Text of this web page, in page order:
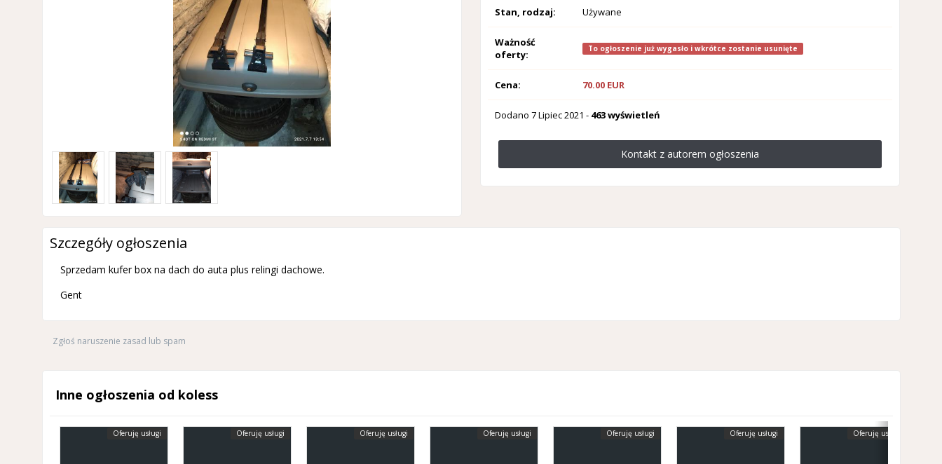
Stan, rodzaj: Używane
Ważność
oferty:
To ogłoszenie już wygasło i wkrótce zostanie usunięte
Cena: 70.00 EUR
Dodano7 Lipiec 2021 - 463 wyświetleń
Kontakt z autorem ogłoszenia
Szczegóły ogłoszenia
Sprzedam kufer box na dach do auta plus relingi dachowe.
Gent
Zgłoś naruszenie zasad lub spam
Inne ogłoszenia od koless
Oferuję usługi Oferuję usługi Oferuję usługi Oferuję usługi Oferuję usługi Oferuję usługi Oferuję usługi